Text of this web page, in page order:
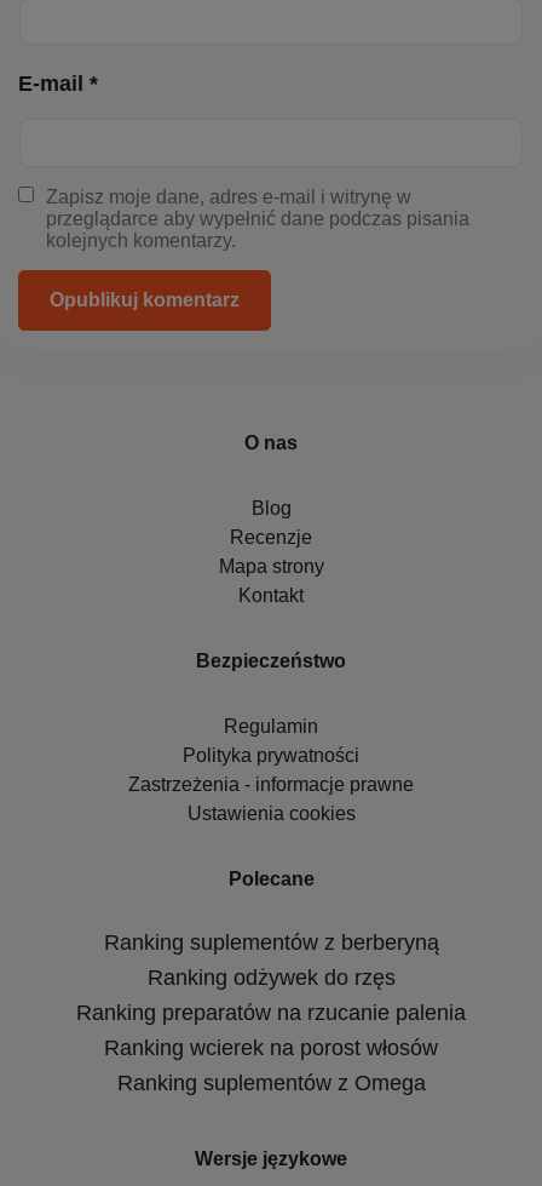
E-mail *
Zapisz moje dane, adres e-mail i witrynę w
przeglądarce aby wypełnić dane podczas pisania
kolejnych komentarzy.
Opublikuj komentarz
O nas
Blog
Recenzje
Mapa strony
Kontakt
Bezpieczeństwo
Regulamin
Polityka prywatności
Zastrzeżenia - informacje prawne
Ustawienia cookies
Polecane
Ranking suplementów z berberyną
Ranking odżywek do rzęs
Ranking preparatów na rzucanie palenia
Ranking wcierek na porost włosów
Ranking suplementów z Omega
Wersje językowe